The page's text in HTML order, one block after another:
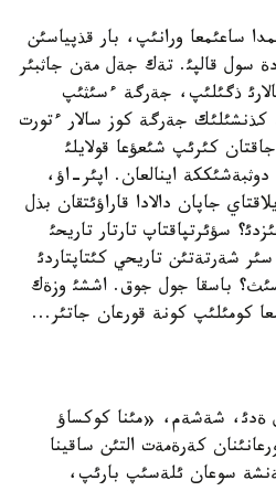
ساعئمعا ورانئپ، بار قذپياسئن
سول قالپئ. تةك جةل مةن جاثبئر
ذگئلئپ، جةرگة ءسئثئپ
كذنشئلئك جةرگة كوز سالار ءتورت
كئرئپ شئعؤعا قولايلئ
اينالعان. اپئر-اؤ،
جاپان دالادا قاراؤئتقان بذل
سؤئرتپاقتاپ تارتار تاريحئ
شةرتةتئن تاريحي كئتاپتاردئ
باسقا جول جوق. اششئ وزةك
كومئلئپ كونة قورعان جاتئر...
ةدئ، شةشةم، «مئنا كوكساؤ
كةرةمةت التئن ساقينا
سوعان ئلةسئپ بارئپ،